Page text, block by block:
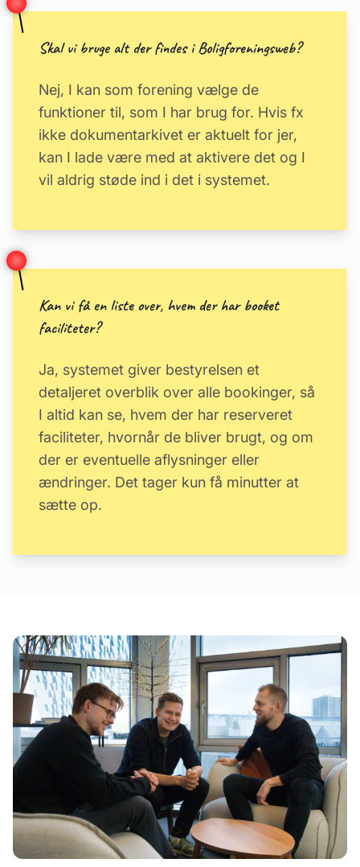
Skal vi bruge alt der findes i Boligforeningsweb?
Nej, I kan som forening vælge de
funktioner til, som I har brug for. Hvis fx
ikke dokumentarkivet er aktuelt for jer,
kan I lade være med at aktivere det og I
vil aldrig støde ind i det i systemet.
Kan vi få en liste over, hvem der har booket
faciliteter?
Ja, systemet giver bestyrelsen et
detaljeret overblik over alle bookinger, så
I altid kan se, hvem der har reserveret
faciliteter, hvornår de bliver brugt, og om
der er eventuelle aflysninger eller
ændringer. Det tager kun få minutter at
sætte op.